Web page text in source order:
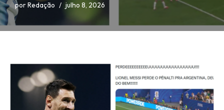
porRedação julho 8, 2026